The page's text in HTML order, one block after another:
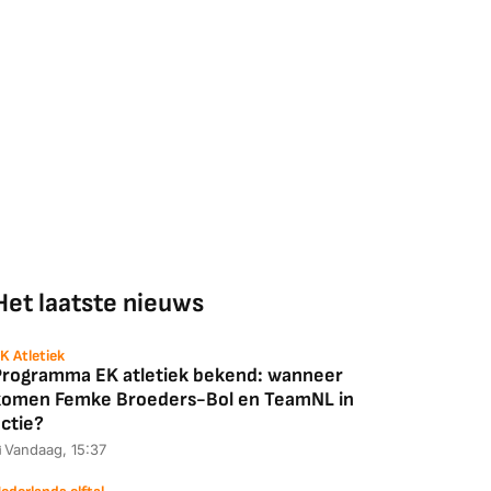
laatste nieuws
Atletiek
EK atletiek bekend: wanneer
Femke Broeders-Bol en TeamNL in
Vandaag, 15:37